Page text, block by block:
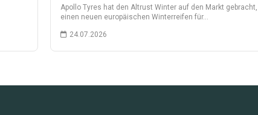
Apollo Tyres hat den Altrust Winter auf den Markt gebracht,
einen neuen europäischen Winterreifen für…
24.07.2026